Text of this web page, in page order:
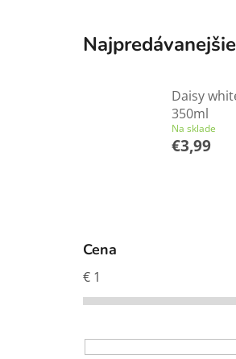
Najpredávanejšie
Daisy
350ml
Na sklade
€3,99
Cena
€ 1